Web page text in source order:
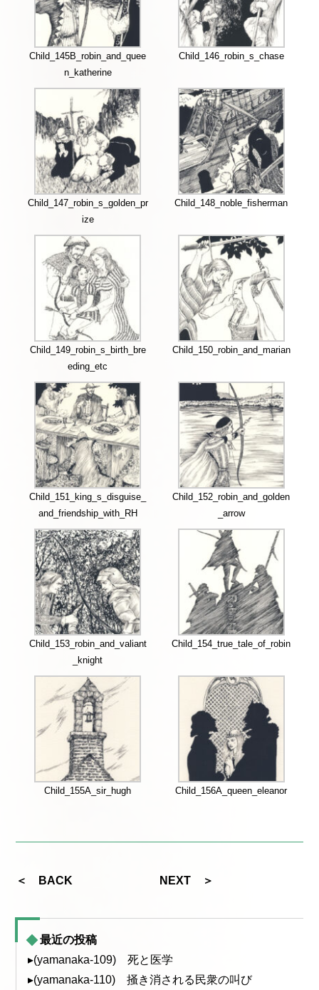
Child_145B_robin_and_quee
n_katherine
Child_146_robin_s_chase
Child_147_robin_s_golden_pr
ize
Child_148_noble_fisherman
Child_149_robin_s_birth_bre
eding_etc
Child_150_robin_and_marian
Child_151_king_s_disguise_
and_friendship_with_RH
Child_152_robin_and_golden
_arrow
Child_153_robin_and_valiant
_knight
Child_154_true_tale_of_robin
Child_155A_sir_hugh Child_156A_queen_eleanor
＜ BACK NEXT ＞
最近の投稿
▸(yamanaka-109) 死と医学
▸(yamanaka-110) 掻き消される民衆の叫び